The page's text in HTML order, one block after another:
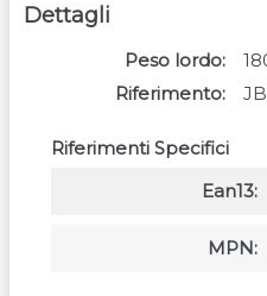
Dettagli
Peso lordo
Riferimento
Riferimenti Specifici
Ean13
MPN